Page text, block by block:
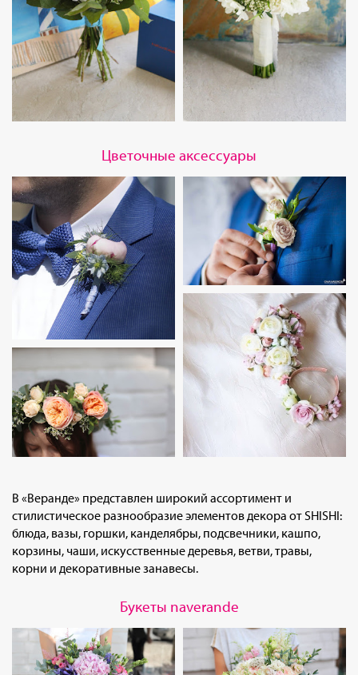
Цветочные аксессуары
В «Веранде» представлен широкий ассортимент и
стилистическое разнообразие элементов декора от SHISHI:
блюда, вазы, горшки, канделябры, подсвечники, кашпо,
корзины, чаши, искусственные деревья, ветви, травы,
корни и декоративные занавесы.
Букеты naverande